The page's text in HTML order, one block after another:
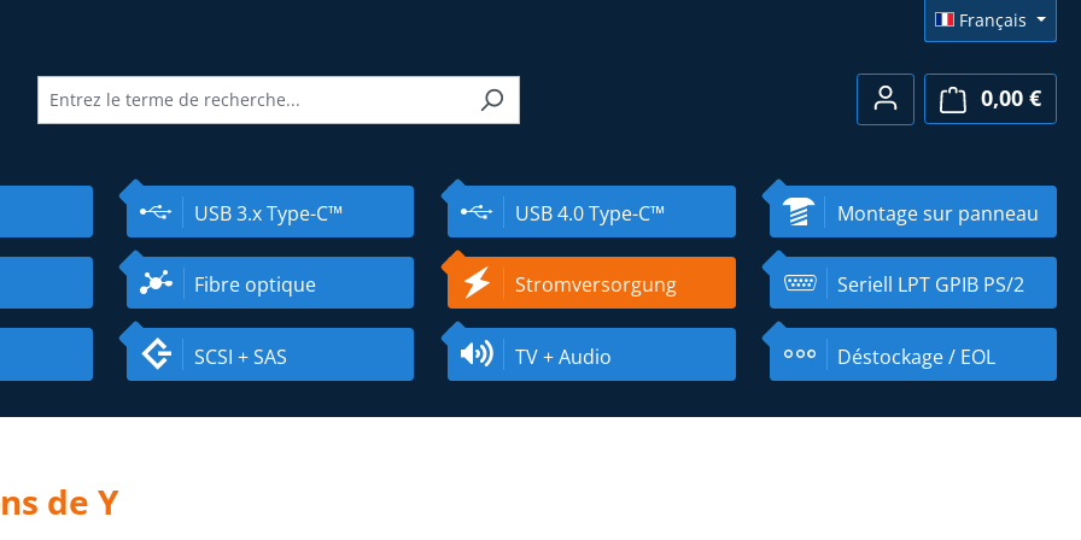
Français
0,00 €Le
USB 3.x Type-C™ USB 4.0 Type-C™ Montage sur panneau
Fibre optique Stromversorgung Seriell LPT GPIB PS/2
SCSI + SAS TV + Audio Déstockage / EOL
de Y